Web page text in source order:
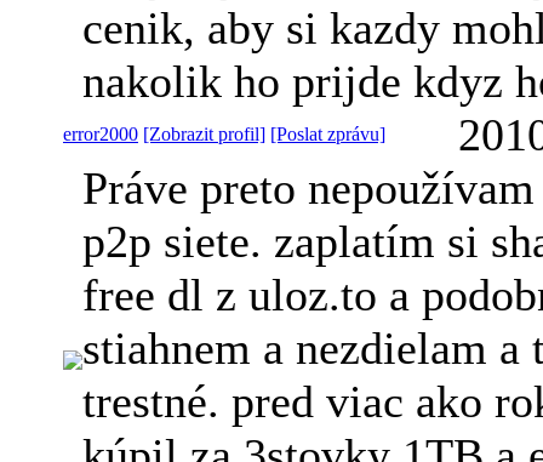
cenik, aby si kazdy
nakolik ho prijde kdyz
error2000 [Zobrazit profil] [Poslat zprávu]
Práve preto
p2p siete. zaplatím si
free dl z uloz.to a
stiahnem a nezdielam a
trestné. pred viac ako